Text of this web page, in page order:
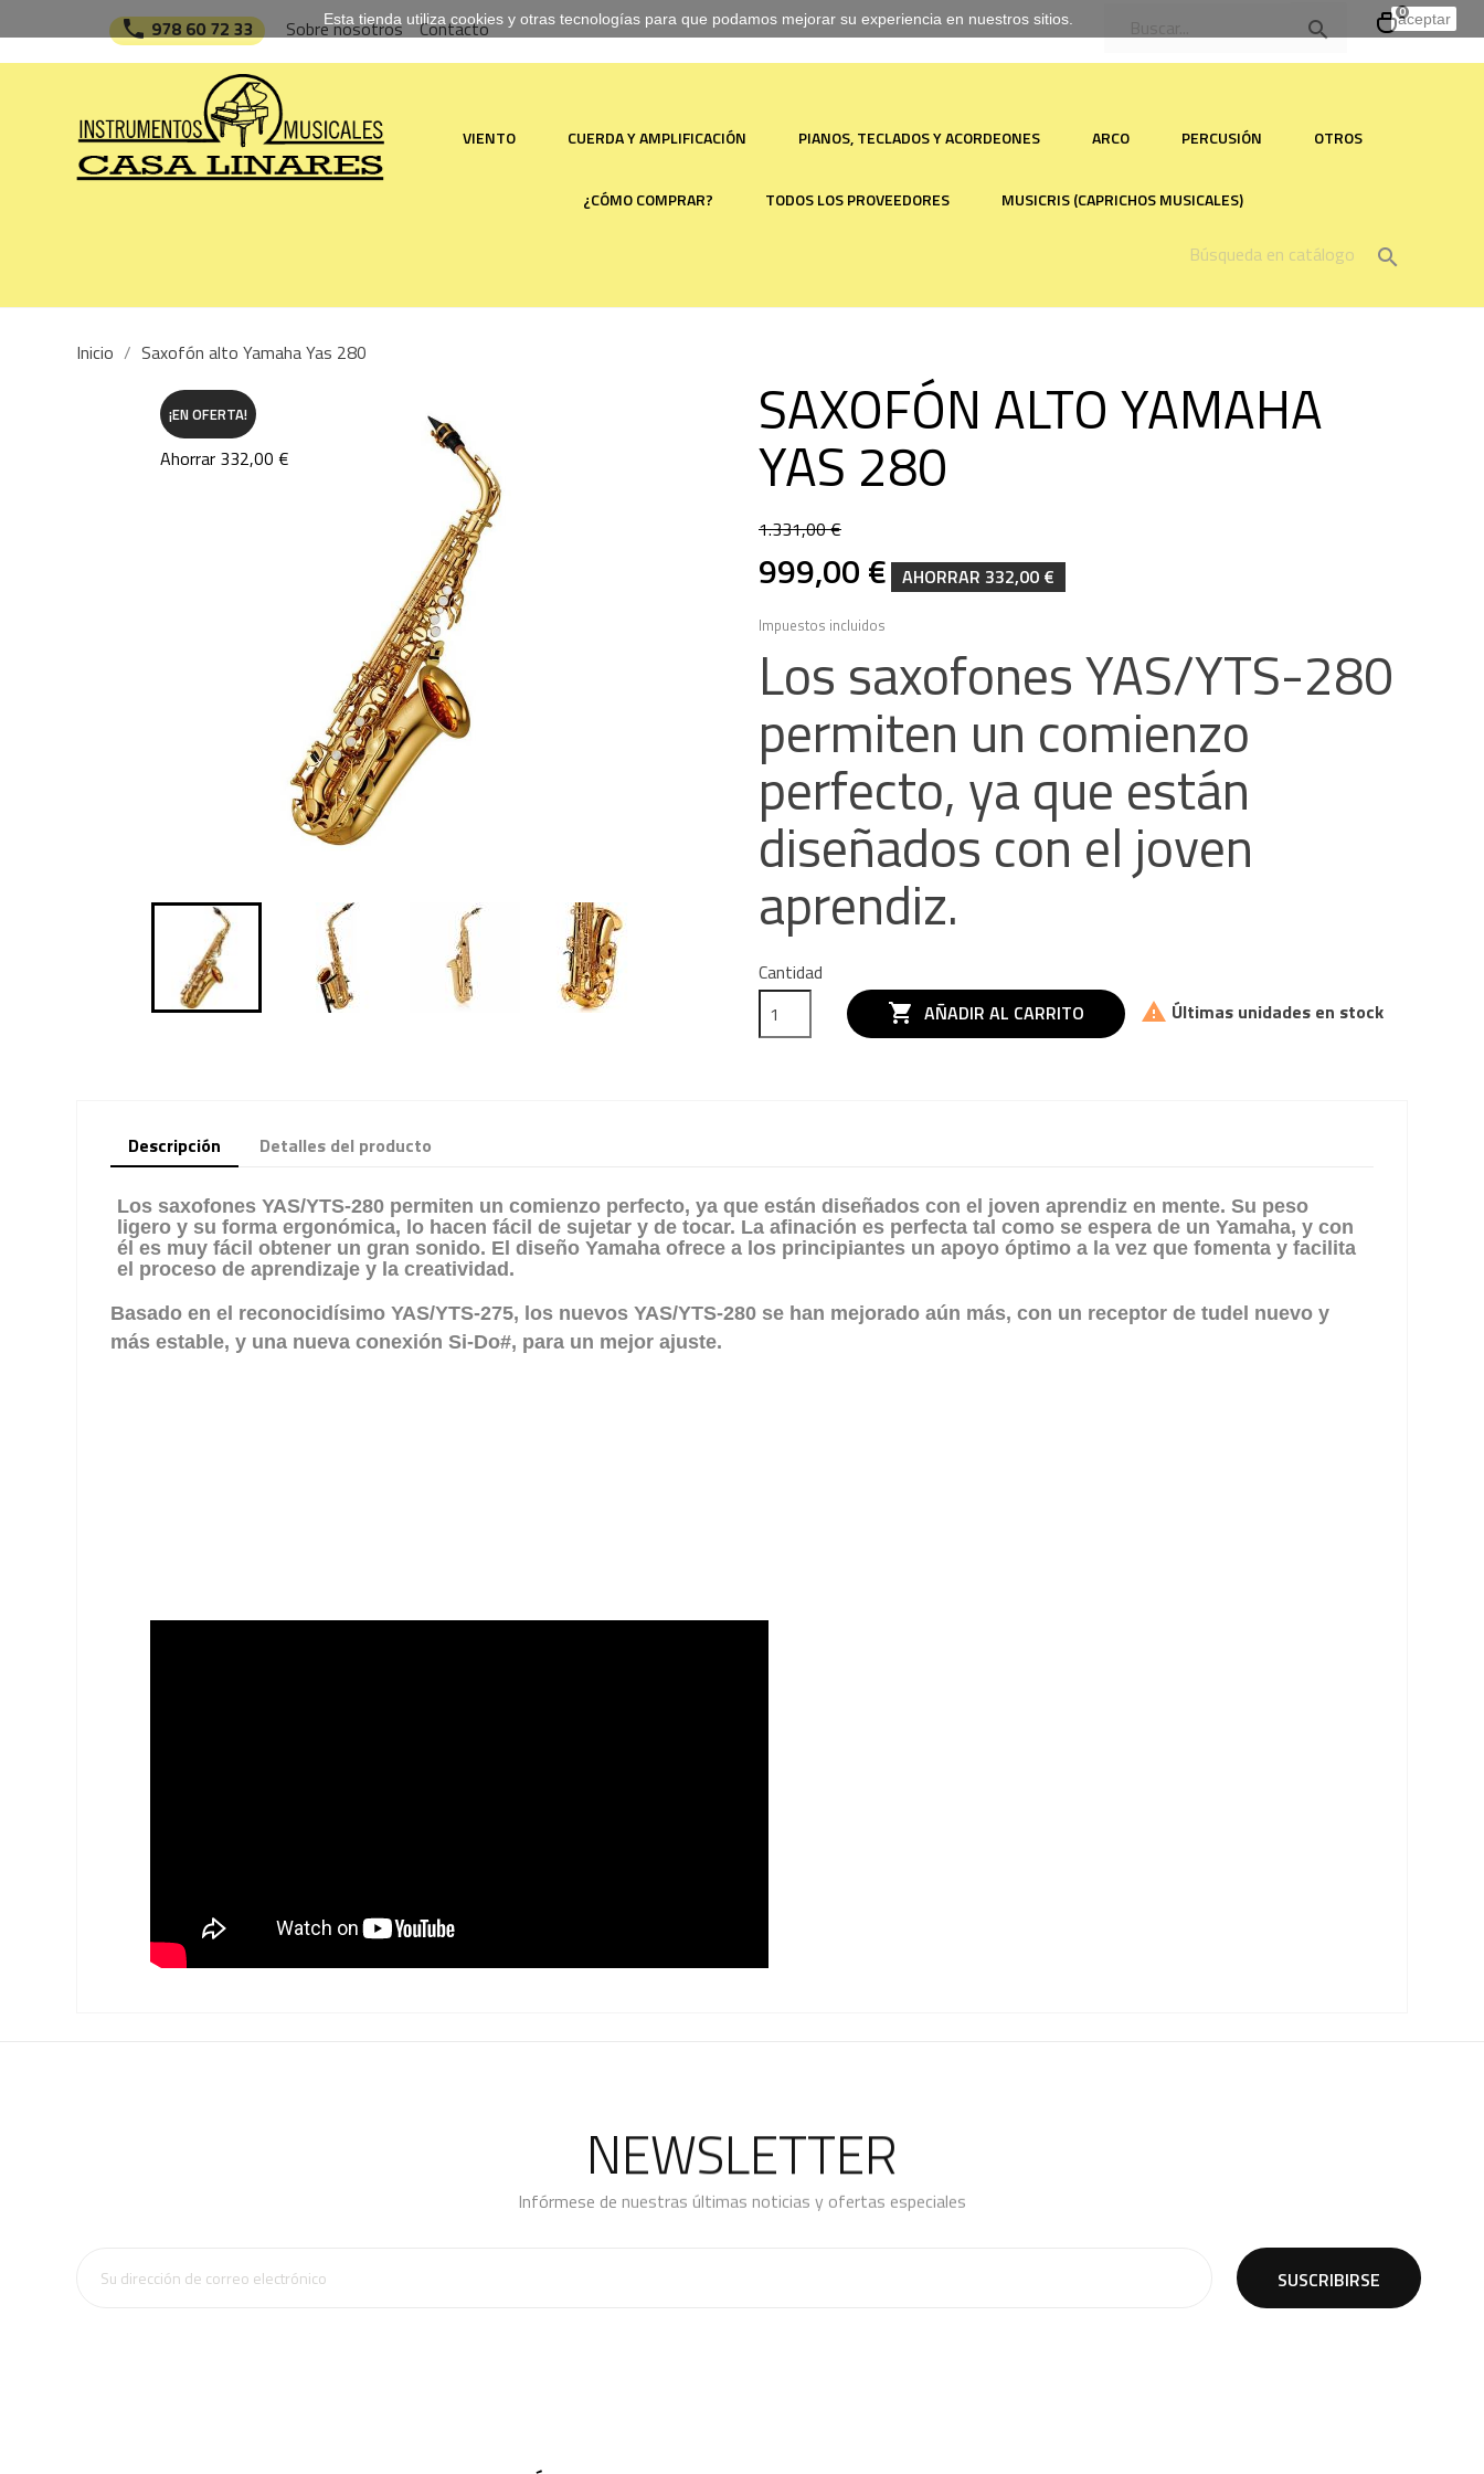
 978 60 72 33 Sobre nosotros Contacto 
0
VIENTO CUERDA Y AMPLIFICACIÓN PIANOS, TECLADOS Y ACORDEONES ARCO PERCUSIÓN OTROS
¿CÓMO COMPRAR? TODOS LOS PROVEEDORES MUSICRIS (CAPRICHOS MUSICALES)

Inicio Saxofón alto Yamaha Yas 280
¡EN OFERTA!
Ahorrar 332,00 €
SAXOFÓN ALTO YAMAHA
YAS 280
1.331,00 €
999,00 € AHORRAR 332,00 €
Impuestos incluidos
Los saxofones YAS/YTS-280
permiten un comienzo
perfecto, ya que están
diseñados con el joven
aprendiz.
Cantidad
 AÑADIR AL CARRITO  Últimas unidades en stock
Descripción Detalles del producto
Los saxofones YAS/YTS-280 permiten un comienzo perfecto, ya que están diseñados con el joven aprendiz en mente. Su peso
ligero y su forma ergonómica, lo hacen fácil de sujetar y de tocar. La afinación es perfecta tal como se espera de un Yamaha, y con
él es muy fácil obtener un gran sonido. El diseño Yamaha ofrece a los principiantes un apoyo óptimo a la vez que fomenta y facilita
el proceso de aprendizaje y la creatividad.
Basado en el reconocidísimo YAS/YTS-275, los nuevos YAS/YTS-280 se han mejorado aún más, con un receptor de tudel nuevo y
más estable, y una nueva conexión Si-Do#, para un mejor ajuste.
NEWSLETTER
Infórmese de nuestras últimas noticias y ofertas especiales
Esta tienda utiliza cookies y otras tecnologías para que podamos mejorar su experiencia en nuestros sitios. aceptar